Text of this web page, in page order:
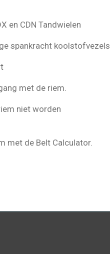
en CDN Tandwielen
spankracht koolstofvezels
met de riem.
niet worden
met de Belt Calculator.